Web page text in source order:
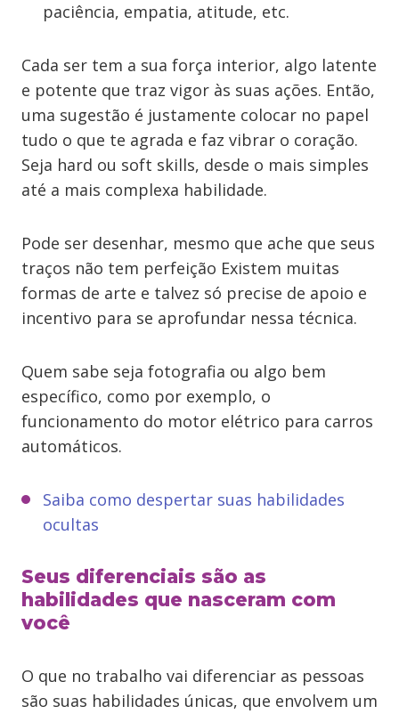
paciência, empatia, atitude, etc.
Cada ser tem a sua força interior, algo latente
e potente que traz vigor às suas ações. Então,
uma sugestão é justamente colocar no papel
tudo o que te agrada e faz vibrar o coração.
Seja hard ou soft skills, desde o mais simples
até a mais complexa habilidade.
Pode ser desenhar, mesmo que ache que seus
traços não tem perfeição Existem muitas
formas de arte e talvez só precise de apoio e
incentivo para se aprofundar nessa técnica.
Quem sabe seja fotografia ou algo bem
específico, como por exemplo, o
funcionamento do motor elétrico para carros
automáticos.
Saiba como despertar suas habilidades
ocultas
Seus diferenciais são as
habilidades que nasceram com
você
O que no trabalho vai diferenciar as pessoas
são suas habilidades únicas, que envolvem um